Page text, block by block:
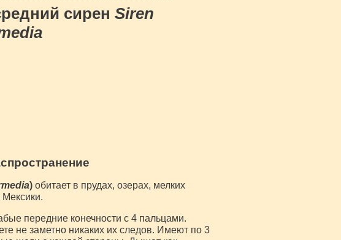
сирен Siren
)обитает в прудах, озерах, мелких
передние конечности с 4 пальцами.
не заметно никаких их следов. Имеют по 3